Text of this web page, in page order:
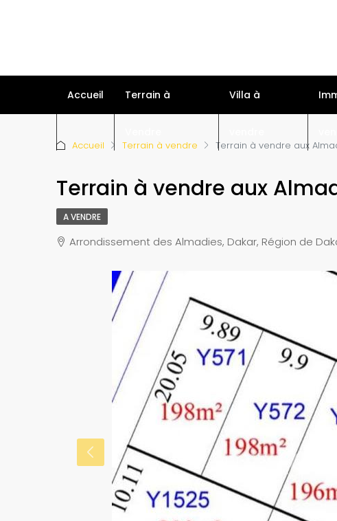
Accueil Terrain à Villa à
Accueil Terrain à vendre Terrain à vendre aux
Terrain à vendre aux
A VENDRE
Arrondissement des Almadies, Dakar, Région de